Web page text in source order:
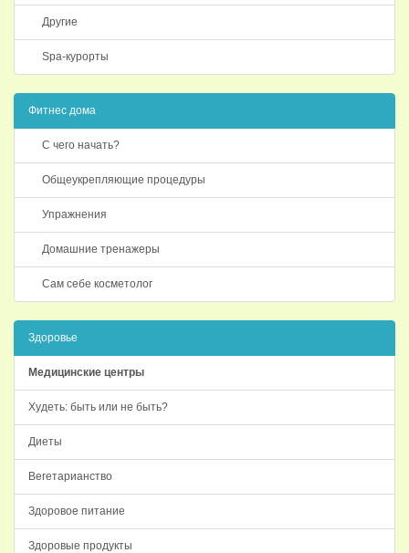
Другие
Spa-курорты
Фитнес дома
С чего начать?
Общеукрепляющие процедуры
Упражнения
Домашние тренажеры
Сам себе косметолог
Здоровье
Медицинские центры
Худеть: быть или не быть?
Диеты
Вегетарианство
Здоровое питание
Здоровые продукты